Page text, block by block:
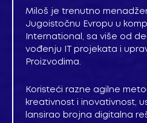
Miloš je trenutno
Jugoistočnu Evropu u
International, sa više od
vođenju IT projekata i
Proizvodima.
Koristeći razne agilne
kreativnost i inovativnost,
lansirao brojna digitalna